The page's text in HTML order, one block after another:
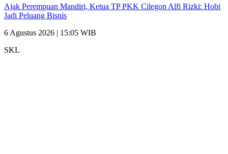
Ajak Perempuan Mandiri, Ketua TP PKK Cilegon Alfi Rizki: Hobi
Jadi Peluang Bisnis
6 Agustus 2026 | 15:05 WIB
SKL